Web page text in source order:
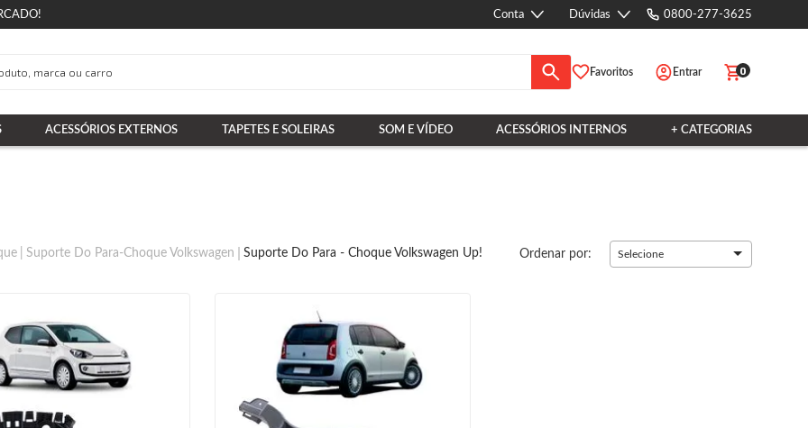
Conta Dúvidas 0800-277-3625
Favoritos Entrar 0
ACESSÓRIOS EXTERNOS TAPETES E SOLEIRAS SOM E VÍDEO ACESSÓRIOS INTERNOS + CATEGORIAS
Suporte Do Para-Choque Volkswagen Suporte Do Para - Choque Volkswagen Up! Ordenar por: Selecione